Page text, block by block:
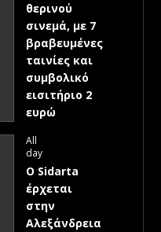
θερινού
σινεμά, με 7
βραβευμένες
ταινίες και
συμβολικό
εισιτήριο 2
ευρώ
All
day
Ο Sidarta
έρχεται
στην
Αλεξάνδρεια